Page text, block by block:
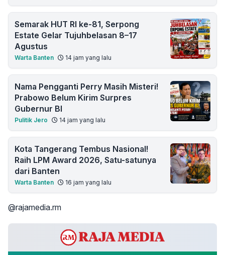
Semarak HUT RI ke-81, Serpong
Estate Gelar Tujuhbelasan 8–17
Agustus
Warta Banten 14 jam yang lalu
Nama Pengganti Perry Masih Misteri!
Prabowo Belum Kirim Surpres
Gubernur BI
Pulitik Jero 14 jam yang lalu
Kota Tangerang Tembus Nasional!
Raih LPM Award 2026, Satu-satunya
dari Banten
Warta Banten 16 jam yang lalu
@rajamedia.rm